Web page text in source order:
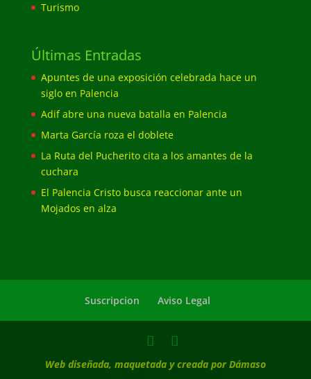
Turismo
Últimas Entradas
Apuntes de una exposición celebrada hace un
siglo en Palencia
Adif abre una nueva batalla en Palencia
Marta García roza el doblete
La Ruta del Pucherito cita a los amantes de la
cuchara
El Palencia Cristo busca reaccionar ante un
Mojados en alza
Suscripcion Aviso Legal
Web diseñada, maquetada y creada por Dámaso